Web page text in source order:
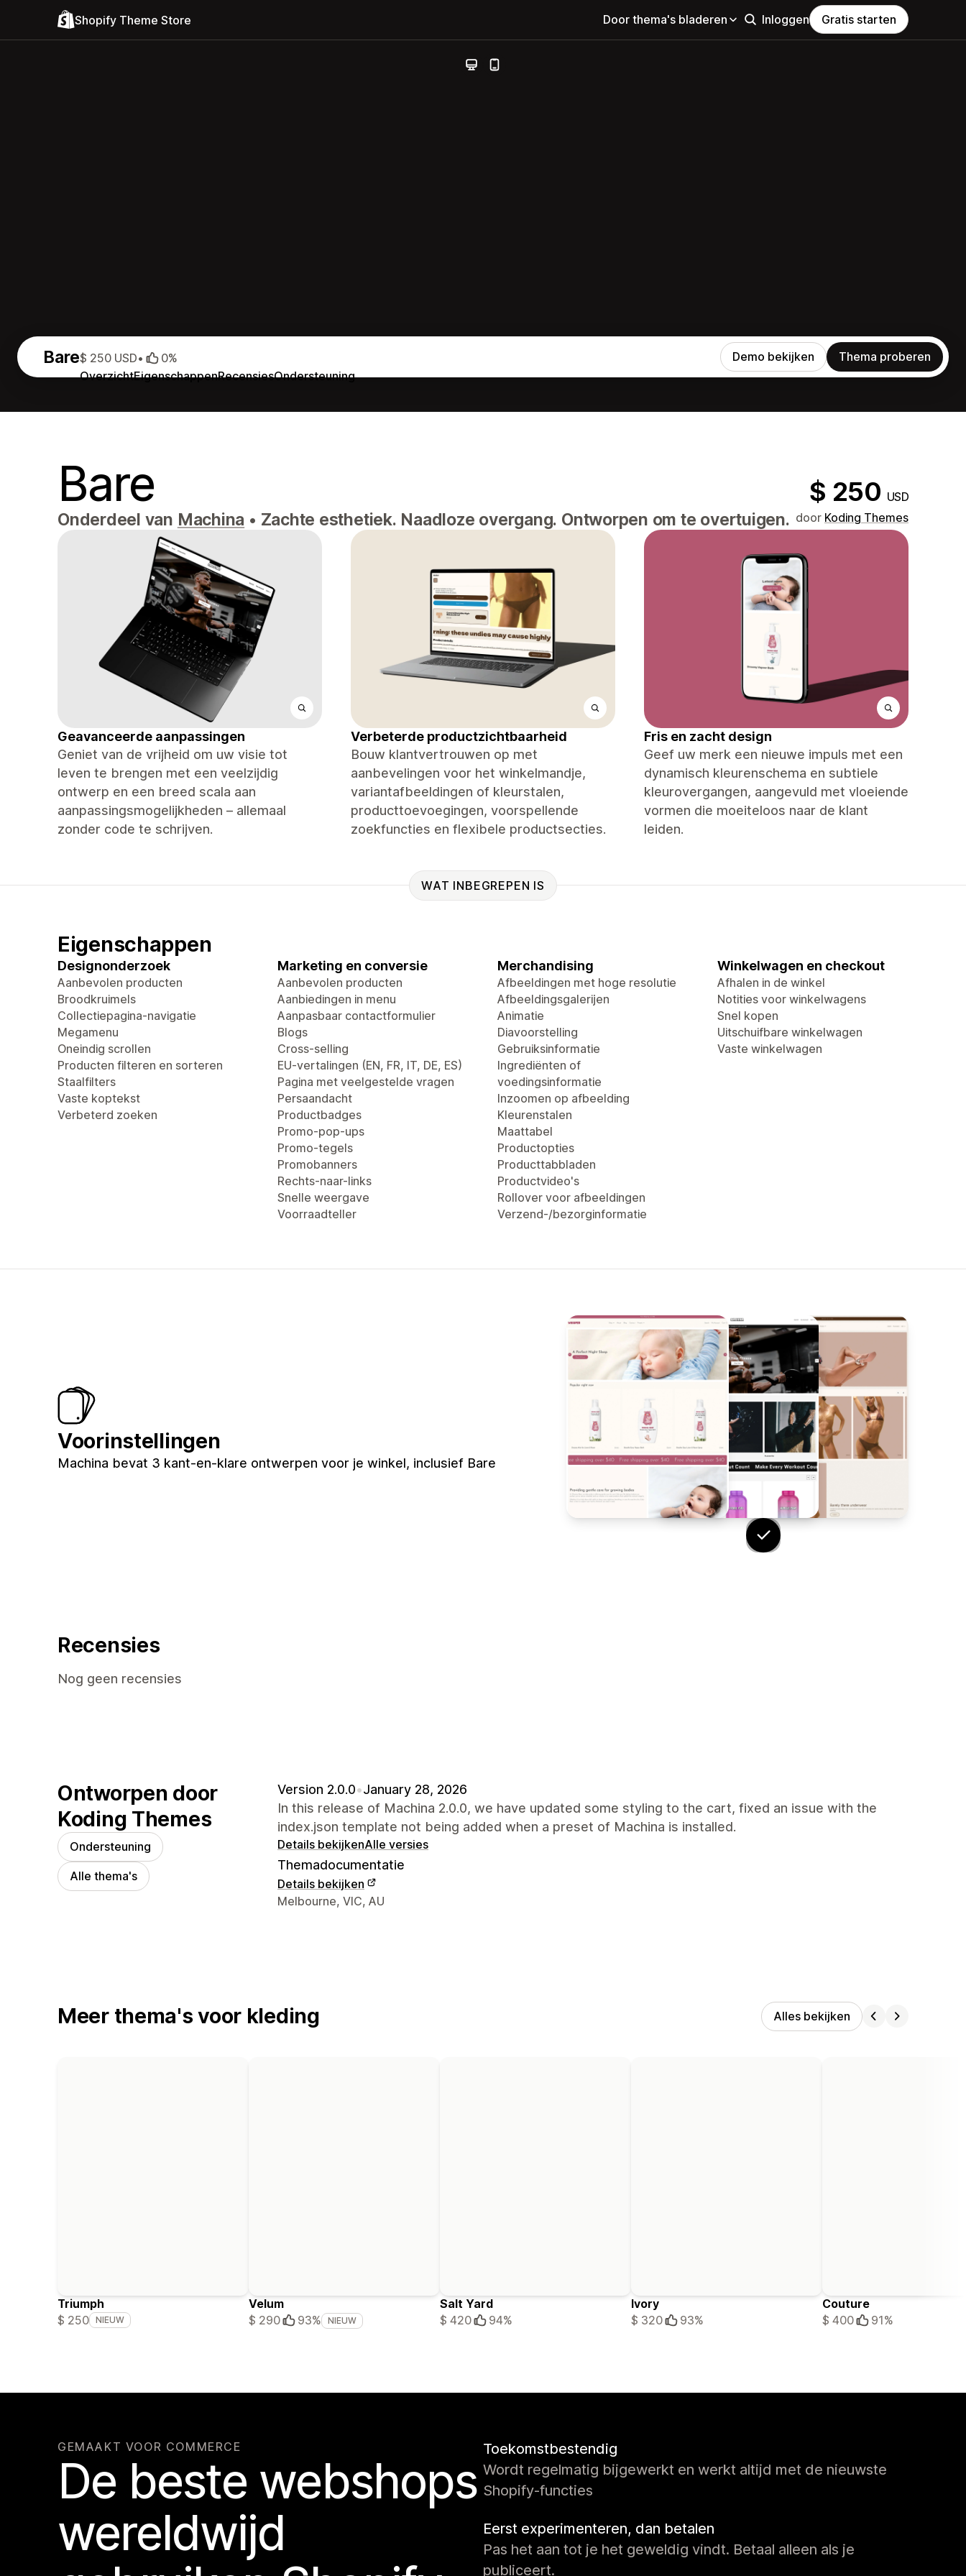
Shopify Theme Store Door thema's bladeren Inloggen Gratis starten
Bare
OverzichtEigenschappenRecensiesOndersteuning
$ 250 USD• 0% Demo bekijken Thema proberen
Bare $ 250 USD
Onderdeel van Machina • Zachte esthetiek. Naadloze overgang. Ontworpen om te overtuigen. door Koding Themes
Geavanceerde aanpassingen
Geniet van de vrijheid om uw visie tot
leven te brengen met een veelzijdig
ontwerp en een breed scala aan
aanpassingsmogelijkheden – allemaal
zonder code te schrijven.
Verbeterde productzichtbaarheid
Bouw klantvertrouwen op met
aanbevelingen voor het winkelmandje,
variantafbeeldingen of kleurstalen,
producttoevoegingen, voorspellende
zoekfuncties en flexibele productsecties.
Fris en zacht design
Geef uw merk een nieuwe impuls met een
dynamisch kleurenschema en subtiele
kleurovergangen, aangevuld met vloeiende
vormen die moeiteloos naar de klant
leiden.
WAT INBEGREPEN IS
Eigenschappen
Designonderzoek
Aanbevolen producten
Broodkruimels
Collectiepagina-navigatie
Megamenu
Oneindig scrollen
Producten filteren en sorteren
Staalfilters
Vaste koptekst
Verbeterd zoeken
Marketing en conversie
Aanbevolen producten
Aanbiedingen in menu
Aanpasbaar contactformulier
Blogs
Cross-selling
EU-vertalingen (EN, FR, IT, DE, ES)
Pagina met veelgestelde vragen
Persaandacht
Productbadges
Promo-pop-ups
Promo-tegels
Promobanners
Rechts-naar-links
Snelle weergave
Voorraadteller
Merchandising
Afbeeldingen met hoge resolutie
Afbeeldingsgalerijen
Animatie
Diavoorstelling
Gebruiksinformatie
Ingrediënten of
voedingsinformatie
Inzoomen op afbeelding
Kleurenstalen
Maattabel
Productopties
Producttabbladen
Productvideo's
Rollover voor afbeeldingen
Verzend-/bezorginformatie
Winkelwagen en checkout
Afhalen in de winkel
Notities voor winkelwagens
Snel kopen
Uitschuifbare winkelwagen
Vaste winkelwagen
Voorinstellingen
Machina bevat 3 kant-en-klare ontwerpen voor je winkel, inclusief Bare
Recensies
Nog geen recensies
Ontworpen door
Koding Themes
Ondersteuning
Alle thema's
Version 2.0.0•January 28, 2026
In this release of Machina 2.0.0, we have updated some styling to the cart, fixed an issue with the
index.json template not being added when a preset of Machina is installed.
Details bekijkenAlle versies
Themadocumentatie
Details bekijken
Contactgegevens ontwerper
Melbourne, VIC, AU
Meer thema's voor kleding Alles bekijken
Triumph
$ 250 NIEUW
Velum
$ 290
93% NIEUW
Salt Yard
$ 420
94%
Ivory
$ 320
93%
Couture
$ 400
91%
GEMAAKT VOOR COMMERCE
De beste webshops
wereldwijd
Toekomstbestendig
Wordt regelmatig bijgewerkt en werkt altijd met de nieuwste
Shopify-functies
Eerst experimenteren, dan betalen
Pas het aan tot je het geweldig vindt. Betaal alleen als je
publiceert.